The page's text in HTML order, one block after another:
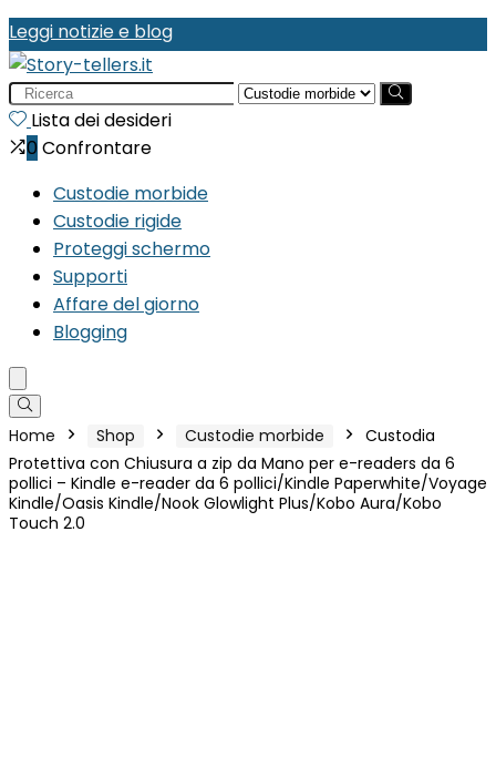
Leggi notizie e blog
Search
for:Lista dei desideri
0 Confrontare
Custodie morbide
Custodie rigide
Proteggi schermo
Supporti
Affare del giorno
Blogging
Home Shop Custodie morbide
Custodia
Protettiva con Chiusura a zip da Mano per e-readers da 6
pollici – Kindle e-reader da 6 pollici/Kindle Paperwhite/Voyage
Kindle/Oasis Kindle/Nook Glowlight Plus/Kobo Aura/Kobo
Touch 2.0